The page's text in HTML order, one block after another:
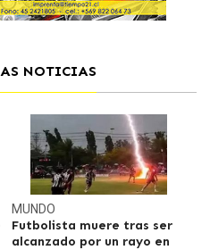
NOTICIAS
MUNDO
Futbolista muere tras ser
alcanzado por un rayo en